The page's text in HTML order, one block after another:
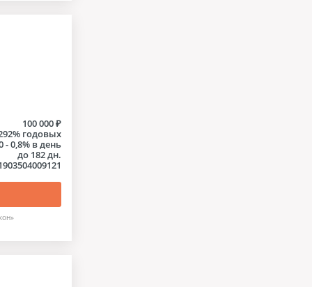
100 000 ₽
годовых
- 0,8% в день
до 182 дн.